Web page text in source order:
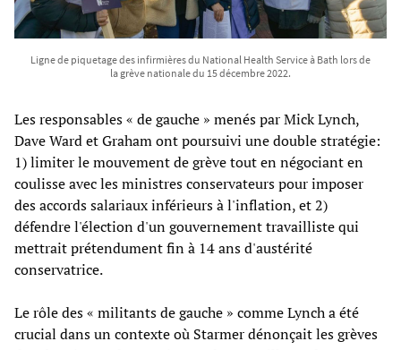
Ligne de piquetage des infirmières du National Health Service à Bath lors de
la grève nationale du 15 décembre 2022.
Les responsables « de gauche » menés par Mick Lynch,
Dave Ward et Graham ont poursuivi une double stratégie:
1) limiter le mouvement de grève tout en négociant en
coulisse avec les ministres conservateurs pour imposer
des accords salariaux inférieurs à l'inflation, et 2)
défendre l'élection d'un gouvernement travailliste qui
mettrait prétendument fin à 14 ans d'austérité
conservatrice.
Le rôle des « militants de gauche » comme Lynch a été
crucial dans un contexte où Starmer dénonçait les grèves